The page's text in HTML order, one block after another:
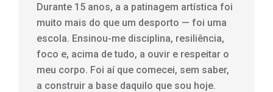
Durante 15 anos, a a patinagem artística foi
muito mais do que um desporto — foi uma
escola. Ensinou-me disciplina, resiliência,
foco e, acima de tudo, a ouvir e respeitar o
meu corpo. Foi aí que comecei, sem saber,
a construir a base daquilo que sou hoje.